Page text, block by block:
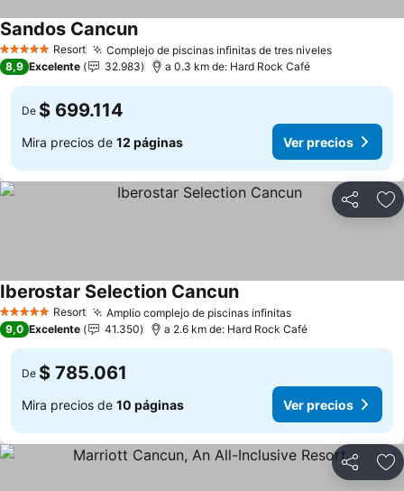
5 Estrellas Resort Complejo de piscinas infinitas de tres nivelesVer
Sandos CancunVer precios
8,9 Excelente 32.983 a 0.3 km de: Hard Rock Café
De $ 699.114
Mira precios de 12 páginas Ver precios
Compartir
5 Estrellas Resort Amplio complejo de piscinas infinitasVer precios
Iberostar Selection CancunVer precios
9,0 Excelente 41.350 a 2.6 km de: Hard Rock Café
De $ 785.061
Mira precios de 10 páginas Ver precios
Compartir